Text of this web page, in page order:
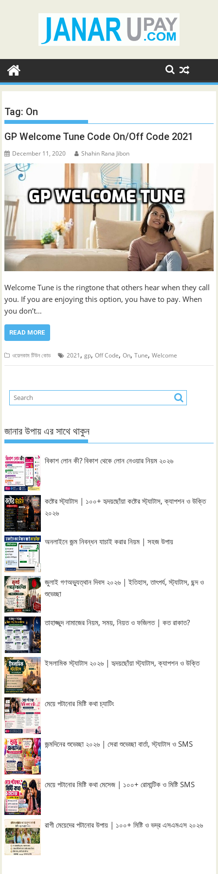
Tag: On
GP Welcome Tune Code On/Off Code 2021
December 11, 2020 Shahin Rana Jibon
Welcome Tune is the ringtone that others hear when they call
you. If you are enjoying this option, you have to pay. When
you don’t…
READ MORE
ওয়েলকাম টিউন কোড 2021,gp,Off Code,On,Tune,Welcome
জানার উপায় এর সাথে থাকুন
বিকাশ লোন কী? বিকাশ থেকে লোন নেওয়ার নিয়ম ২০২৬
কষ্টের স্ট্যাটাস | ১০০+ হৃদয়ছোঁয়া কষ্টের স্ট্যাটাস, ক্যাপশন ও উক্তি
২০২৬
অনলাইনে জন্ম নিবন্ধন যাচাই করার নিয়ম | সহজ উপায়
জুলাই গণঅভ্যুত্থান দিবস ২০২৬ | ইতিহাস, তাৎপর্য, স্ট্যাটাস, ছন্দ ও
শুভেচ্ছা
তাহাজ্জুদ নামাজের নিয়ম, সময়, নিয়ত ও ফজিলত | কত রাকাত?
ইসলামিক স্ট্যাটাস ২০২৬ | হৃদয়ছোঁয়া স্ট্যাটাস, ক্যাপশন ও উক্তি
মেয়ে পটানোর মিষ্টি কথা চ্যাটিং
জন্মদিনের শুভেচ্ছা ২০২৬ | সেরা শুভেচ্ছা বার্তা, স্ট্যাটাস ও SMS
মেয়ে পটানোর মিষ্টি কথা মেসেজ | ১০০+ রোমান্টিক ও মিষ্টি SMS
রাগী মেয়েদের পটানোর উপায় | ১০০+ মিষ্টি ও ভদ্র এসএমএস ২০২৬